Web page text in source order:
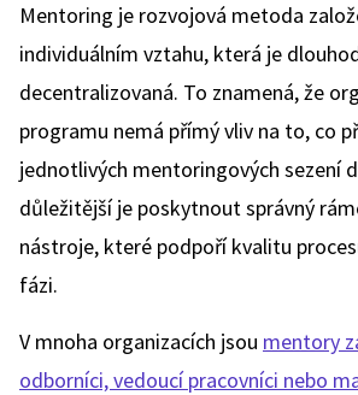
Mentoring je rozvojová metoda
individuálním vztahu, která je
decentralizovaná. To znamená, že
programu nemá přímý vliv na to, co
jednotlivých mentoringových sezení
důležitější je poskytnout správný
nástroje, které podpoří kvalitu
fázi.
V mnoha organizacích jsou mentory
odborníci, vedoucí pracovníci nebo